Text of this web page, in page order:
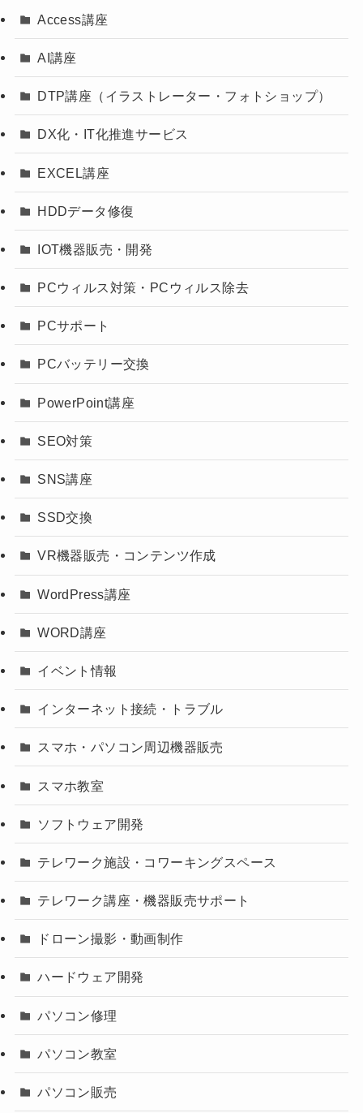
Access講座
AI講座
DTP講座（イラストレーター・フォトショップ）
DX化・IT化推進サービス
EXCEL講座
HDDデータ修復
IOT機器販売・開発
PCウィルス対策・PCウィルス除去
PCサポート
PCバッテリー交換
PowerPoint講座
SEO対策
SNS講座
SSD交換
VR機器販売・コンテンツ作成
WordPress講座
WORD講座
イベント情報
インターネット接続・トラブル
スマホ・パソコン周辺機器販売
スマホ教室
ソフトウェア開発
テレワーク施設・コワーキングスペース
テレワーク講座・機器販売サポート
ドローン撮影・動画制作
ハードウェア開発
パソコン修理
パソコン教室
パソコン販売